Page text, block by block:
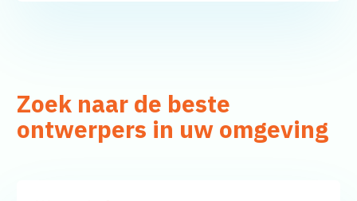
Zoek naar de beste
ontwerpers in uw omgeving